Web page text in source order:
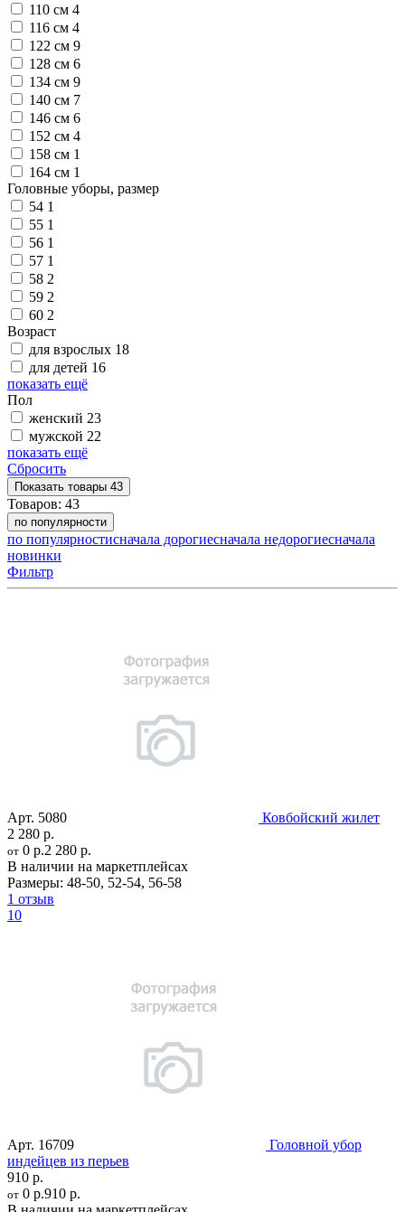
110 см 4
116 см 4
122 см 9
128 см 6
134 см 9
140 см 7
146 см 6
152 см 4
158 см 1
164 см 1
Головные уборы, размер
54 1
55 1
56 1
57 1
58 2
59 2
60 2
Возраст
для взрослых 18
для детей 16
показать ещё
Пол
женский 23
мужской 22
показать ещё
Сбросить
Показать товары 43
Товаров: 43
по популярности
по популярностисначала дорогиесначала недорогиесначала
новинки
Фильтр
Арт. 5080
Ковбойский жилет
2 280 р.
от 0 р.2 280 р.
В наличии на маркетплейсах
Размеры: 48-50, 52-54, 56-58
1 отзыв
10
Арт. 16709
Головной убор
индейцев из перьев
910 р.
от 0 р.910 р.